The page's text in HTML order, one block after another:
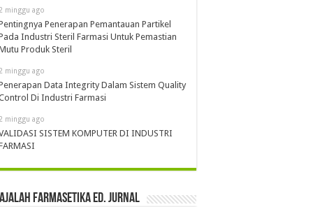
minggu ago
Penerapan Pemantauan Partikel
Industri Steril Farmasi Untuk Pemastian
Produk Steril
minggu ago
Data Integrity Dalam Sistem Quality
Di Industri Farmasi
minggu ago
SISTEM KOMPUTER DI INDUSTRI
Farmasetika Ed. Jurnal